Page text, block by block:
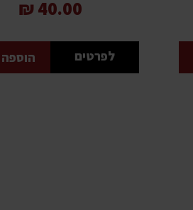
40.00 ₪
לפרטים